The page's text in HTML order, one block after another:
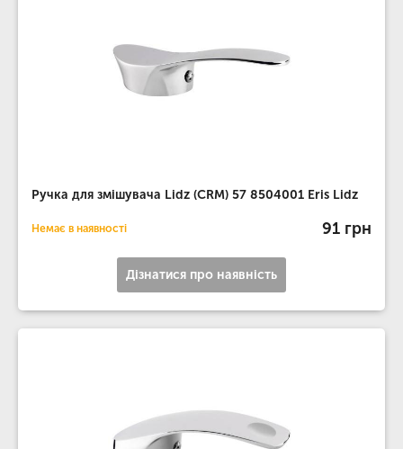
Ручка для змішувача Lidz (CRM) 57 8504001 Eris Lidz
Немає в наявності 91 грн
Дізнатися про наявність